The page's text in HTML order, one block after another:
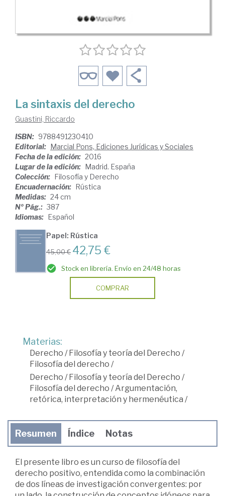
La sintaxis del derecho
Guastini, Riccardo
ISBN: 9788491230410
Editorial: Marcial Pons, Ediciones Jurídicas y Sociales
Fecha de la edición: 2016
Lugar de la edición: Madrid. España
Colección: Filosofía y Derecho
Encuadernación: Rústica
Medidas: 24 cm
Nº Pág.: 387
Idiomas: Español
Papel: Rústica
45,00 € 42,75 €
Stock en librería. Envío en 24/48 horas
COMPRAR
Materias:
Derecho /Filosofía y teoría del Derecho /
Filosofía del derecho /
Derecho /Filosofía y teoría del Derecho /
Filosofía del derecho /Argumentación,
retórica, interpretación y hermenéutica /
Resumen Índice Notas
El presente libro es un curso de filosofía del
derecho positivo, entendida como la combinación
de dos líneas de investigación convergentes: por